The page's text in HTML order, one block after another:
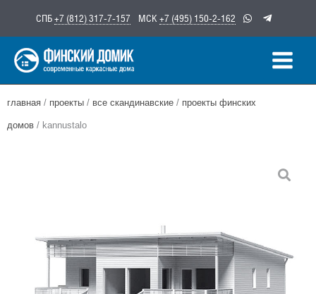
содержимому
СПБ+7 (812) 317-7-157 МСК +7 (495) 150-2-162
главная / проекты / все скандинавские / проекты финских
домов / kannustalo